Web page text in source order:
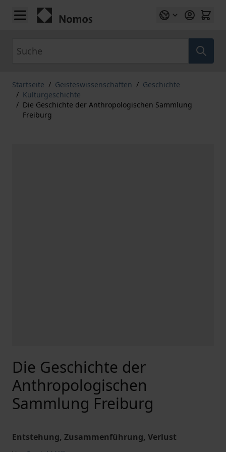
Zum Inhalt springen
Startseite / Geisteswissenschaften / Geschichte
/ Kulturgeschichte
/ Die Geschichte der Anthropologischen Sammlung
Freiburg
Die Geschichte der
Anthropologischen
Sammlung Freiburg
Entstehung, Zusammenführung, Verlust